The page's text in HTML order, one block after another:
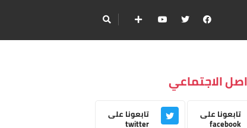
الاجتماعي
تابعونا على
facebook
تابعونا على
twitter